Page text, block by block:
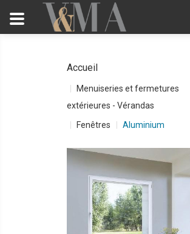
Accueil
Menuiseries et fermetures
extérieures - Vérandas
Fenêtres
Aluminium